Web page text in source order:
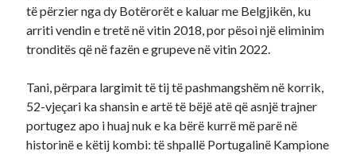
të përzier nga dy Botërorët e kaluar me Belgjikën, ku
arriti vendin e tretë në vitin 2018, por pësoi një eliminim
tronditës që në fazën e grupeve në vitin 2022.
Tani, përpara largimit të tij të pashmangshëm në korrik,
52-vjeçari ka shansin e artë të bëjë atë që asnjë trajner
portugez apo i huaj nuk e ka bërë kurrë më parë në
historinë e këtij kombi: të shpallë Portugalinë Kampione